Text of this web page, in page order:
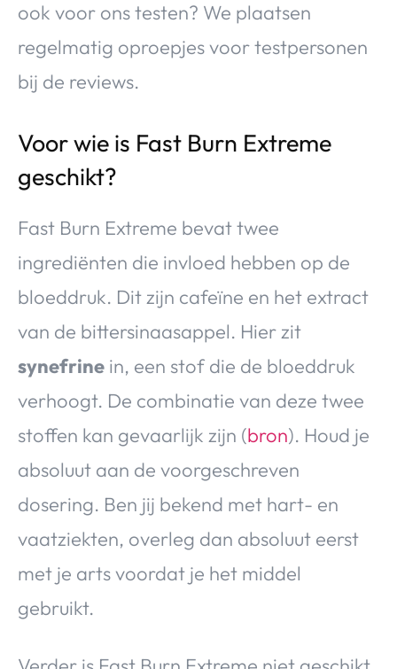
ook voor ons testen? We plaatsen
regelmatig oproepjes voor testpersonen
bij de reviews.
Voor wie is Fast Burn Extreme
geschikt?
Fast Burn Extreme bevat twee
ingrediënten die invloed hebben op de
bloeddruk. Dit zijn cafeïne en het extract
van de bittersinaasappel. Hier zit
synefrine in, een stof die de bloeddruk
verhoogt. De combinatie van deze twee
stoffen kan gevaarlijk zijn (bron). Houd je
absoluut aan de voorgeschreven
dosering. Ben jij bekend met hart- en
vaatziekten, overleg dan absoluut eerst
met je arts voordat je het middel
gebruikt.